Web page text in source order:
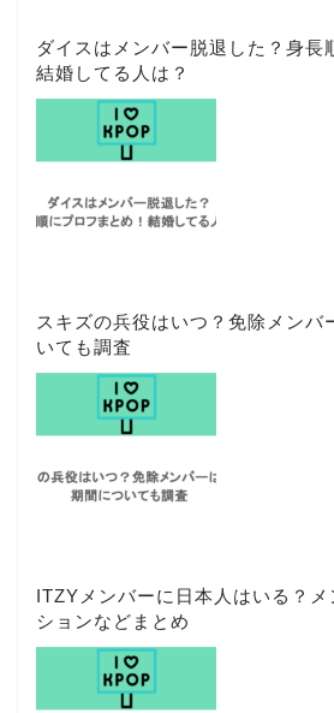
ダイスはメンバー脱退した？身長
結婚してる人は？
スキズの兵役はいつ？免除メンバ
いても調査
ITZYメンバーに日本人はいる？
ションなどまとめ